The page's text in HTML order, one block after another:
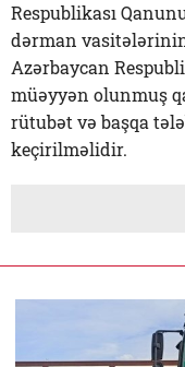
Respublikası
dərman vasitələrinin
Azərbaycan
müəyyən olunmuş
rütubət və başqa
keçirilməlidir.